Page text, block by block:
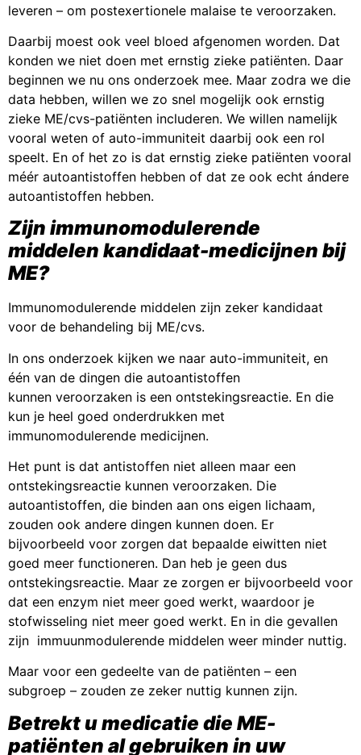
leveren – om postexertionele malaise te veroorzaken.
Daarbij moest ook veel bloed afgenomen worden. Dat
konden we niet doen met ernstig zieke patiënten. Daar
beginnen we nu ons onderzoek mee. Maar zodra we die
data hebben, willen we zo snel mogelijk ook ernstig
zieke ME/cvs-patiënten includeren. We willen namelijk
vooral weten of auto-immuniteit daarbij ook een rol
speelt. En of het zo is dat ernstig zieke patiënten vooral
méér autoantistoffen hebben of dat ze ook echt ándere
autoantistoffen hebben.
Zijn immunomodulerende
middelen kandidaat-medicijnen bij
ME?
Immunomodulerende middelen zijn zeker kandidaat
voor de behandeling bij ME/cvs.
In ons onderzoek kijken we naar auto-immuniteit, en
één van de dingen die autoantistoffen
kunnen veroorzaken is een ontstekingsreactie. En die
kun je heel goed onderdrukken met
immunomodulerende medicijnen.
Het punt is dat antistoffen niet alleen maar een
ontstekingsreactie kunnen veroorzaken. Die
autoantistoffen, die binden aan ons eigen lichaam,
zouden ook andere dingen kunnen doen. Er
bijvoorbeeld voor zorgen dat bepaalde eiwitten niet
goed meer functioneren. Dan heb je geen dus
ontstekingsreactie. Maar ze zorgen er bijvoorbeeld voor
dat een enzym niet meer goed werkt, waardoor je
stofwisseling niet meer goed werkt. En in die gevallen
zijn immuunmodulerende middelen weer minder nuttig.
Maar voor een gedeelte van de patiënten – een
subgroep – zouden ze zeker nuttig kunnen zijn.
Betrekt u medicatie die ME-
patiënten al gebruiken in uw